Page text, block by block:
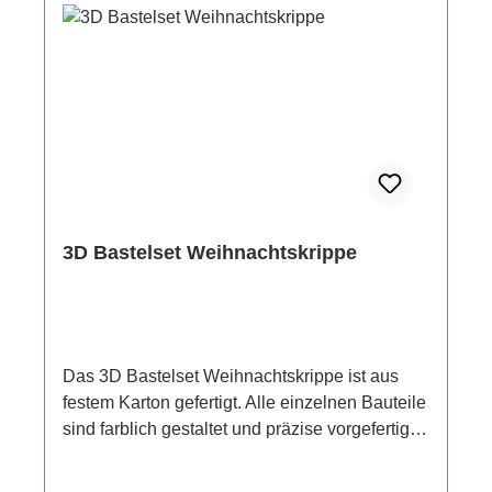
3D Bastelset Weihnachtskrippe
Das 3D Bastelset Weihnachtskrippe ist aus
festem Karton gefertigt. Alle einzelnen Bauteile
sind farblich gestaltet und präzise vorgefertigt.